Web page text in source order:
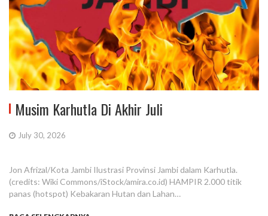
Musim Karhutla Di Akhir Juli
July 30, 2026
Jon Afrizal/Kota Jambi Ilustrasi Provinsi Jambi dalam Karhutla.
(credits: Wiki Commons/iStock/amira.co.id) HAMPIR 2.000 titik
panas (hotspot) Kebakaran Hutan dan Lahan…